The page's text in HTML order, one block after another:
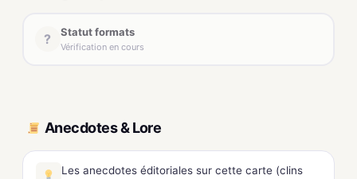
? Statut formats
Vérification en cours
Anecdotes & Lore
Les anecdotes éditoriales sur cette carte (clins